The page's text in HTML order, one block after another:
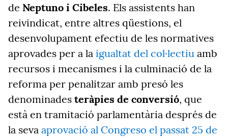
de Neptuno i Cibeles. Els assistents han
reivindicat, entre altres qüestions, el
desenvolupament efectiu de les normatives
aprovades per a la igualtat del col·lectiu amb
recursos i mecanismes i la culminació de la
reforma per penalitzar amb presó les
denominades teràpies de conversió, que
està en tramitació parlamentària després de
la seva aprovació al Congreso el passat 25 de